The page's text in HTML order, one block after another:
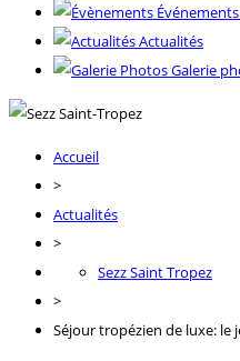
Actualités
Galerie
Accueil
>
Actualités
>
Sezz Saint Tropez
>
Séjour tropézien de luxe: le